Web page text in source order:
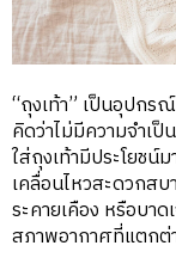
“ถุงเท้า” เป็นอุปกร
คิดว่าไม่มีความจำเป็
ใส่ถุงเท้ามีประโยชน์
เคลื่อนไหวสะดวกส
ระคายเคือง หรือบา
สภาพอากาศที่แตกต่